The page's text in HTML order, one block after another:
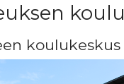
koulu
koulukeskus